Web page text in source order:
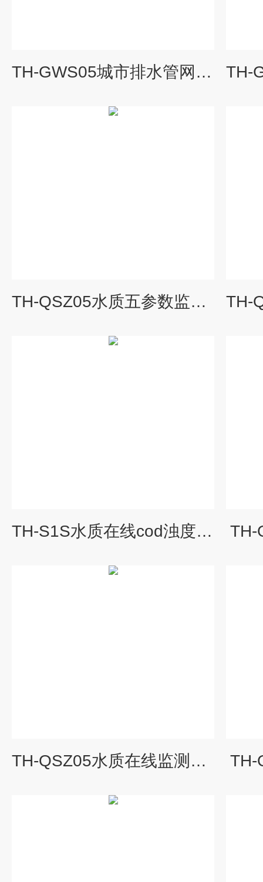
TH-GWS05城市排水管网水质监测系统
TH-QSZ05水质五参数监测仪
TH-S1S水质在线cod浊度传感器 TH-
TH-QSZ05水质在线监测系统厂家 TH-